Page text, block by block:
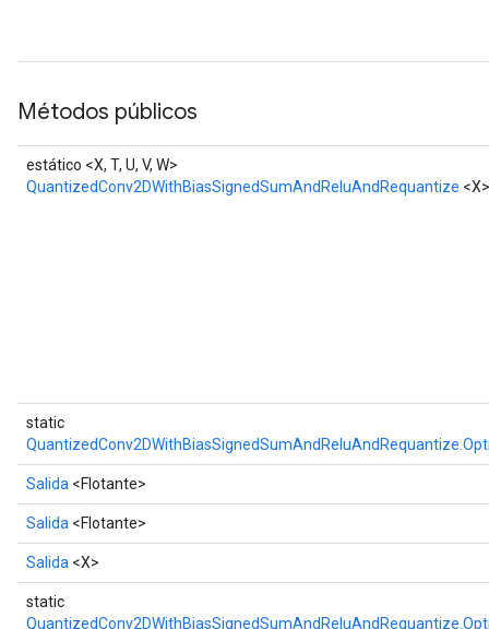
Métodos públicos
estático <X, T, U, V, W>
QuantizedConv2DWithBiasSignedSumAndReluAndRequantize <X>
static
Salida <Flotante>
Salida <Flotante>
Salida <X>
static